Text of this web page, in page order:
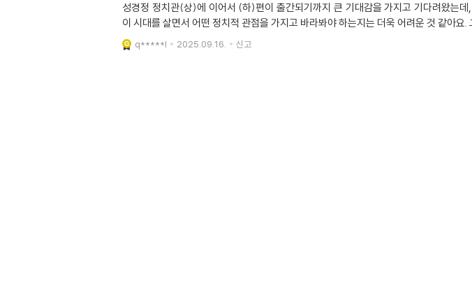
성경정 정치관(상)에 이어서 (하)편이 출간되기까지 큰 기대감을 가지고 기다려왔는
이 시대를 살면서 어떤 정치적 관점을 가지고 바라봐야 하는지는 더욱 어려운 것 같아
q*****l 2025.09.16. 신고